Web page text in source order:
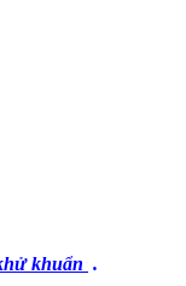
khuẩn .